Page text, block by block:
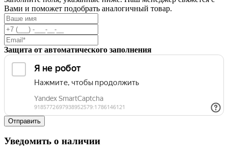
Вами и поможет подобрать аналогичный товар.
Защита от автоматического заполнения
Уведомить о наличии